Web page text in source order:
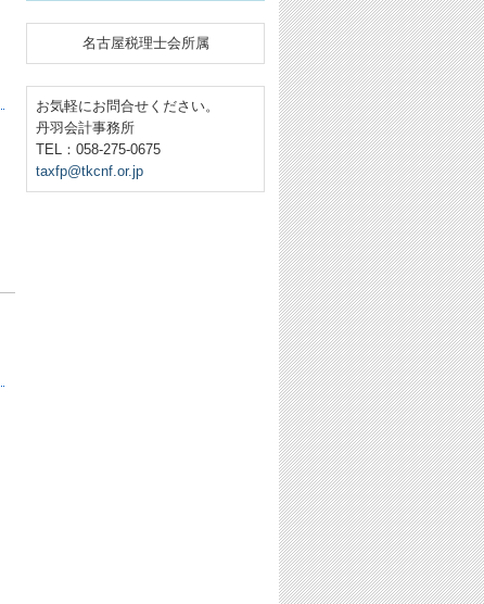
名古屋税理士会所属
お気軽にお問合せください。
丹羽会計事務所
TEL：058-275-0675
taxfp@tkcnf.or.jp